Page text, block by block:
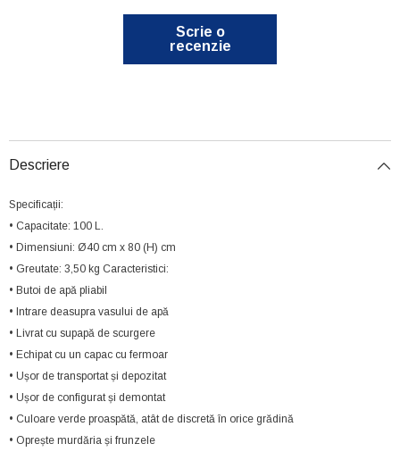
Scrie o
recenzie
Descriere
Specificații:
• Capacitate: 100 L.
• Dimensiuni: Ø40 cm x 80 (H) cm
• Greutate: 3,50 kg Caracteristici:
• Butoi de apă pliabil
• Intrare deasupra vasului de apă
• Livrat cu supapă de scurgere
• Echipat cu un capac cu fermoar
• Ușor de transportat și depozitat
• Ușor de configurat și demontat
• Culoare verde proaspătă, atât de discretă în orice grădină
• Oprește murdăria și frunzele